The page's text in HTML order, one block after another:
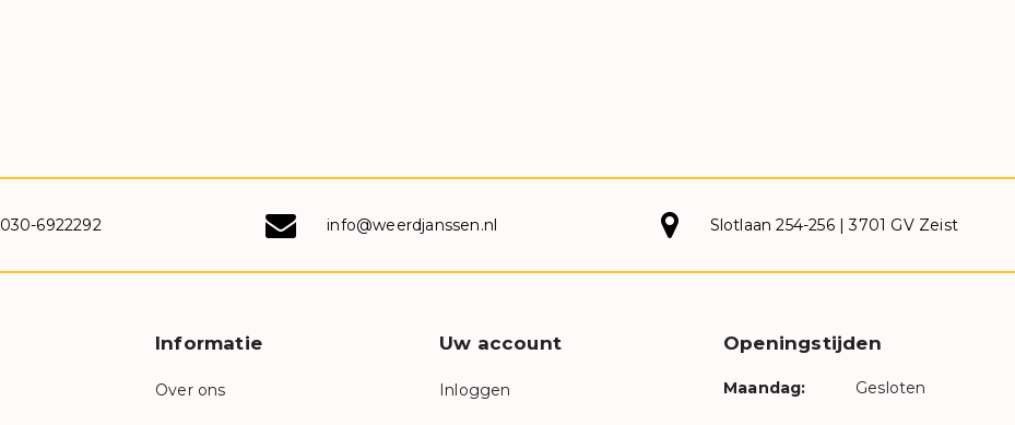
030-6922292 info@weerdjanssen.nl Slotlaan 254-256 | 3701 GV Zeist
Informatie
Over ons
Uw account
Inloggen
Openingstijden
Maandag: Gesloten